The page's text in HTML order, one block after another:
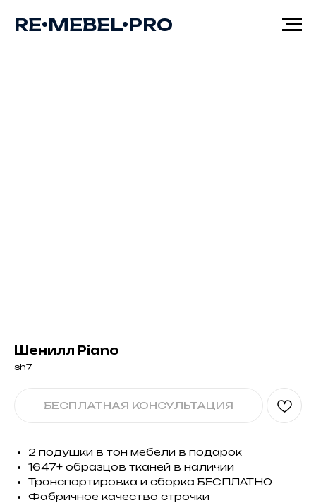
RE•MEBEL•PRO
Шенилл Piano
sh7
БЕСПЛАТНАЯ КОНСУЛЬТАЦИЯ
2 подушки в тон мебели в подарок
1647+ образцов тканей в наличии
Транспортировка и сборка БЕСПЛАТНО
Фабричное качество строчки